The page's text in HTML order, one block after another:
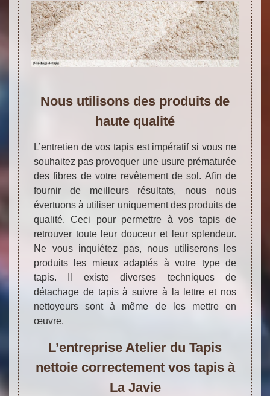
Nous utilisons des produits de
haute qualité
L’entretien de vos tapis est impératif si vous ne
souhaitez pas provoquer une usure prématurée
des fibres de votre revêtement de sol. Afin de
fournir de meilleurs résultats, nous nous
évertuons à utiliser uniquement des produits de
qualité. Ceci pour permettre à vos tapis de
retrouver toute leur douceur et leur splendeur.
Ne vous inquiétez pas, nous utiliserons les
produits les mieux adaptés à votre type de
tapis. Il existe diverses techniques de
détachage de tapis à suivre à la lettre et nos
nettoyeurs sont à même de les mettre en
œuvre.
L’entreprise Atelier du Tapis
nettoie correctement vos tapis à
La Javie